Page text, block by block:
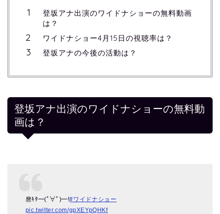
登坂アナ出演のワイドナショーの無料動画
は？
ワイドナショー4月15日の視聴率は？
登坂アナの今後の活動は？
登坂アナ出演のワイドナショーの無料動
画は？
麿ｷﾀ━(ﾟ∀ﾟ)━!#ワイドナショー
pic.twitter.com/gpXEYpQHKf